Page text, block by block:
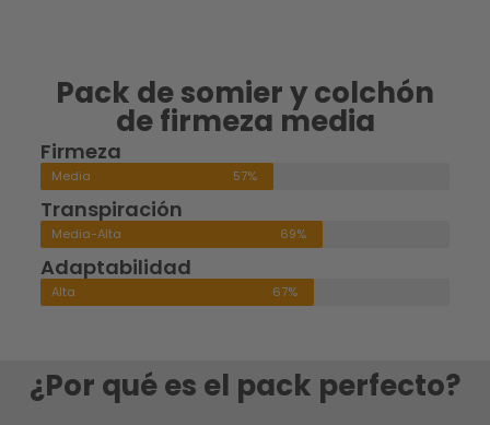
Pack de somier y colchón
de firmeza media
Firmeza
Media 57%
Transpiración
Media-Alta 69%
Adaptabilidad
Alta 67%
¿Por qué es el pack perfecto?